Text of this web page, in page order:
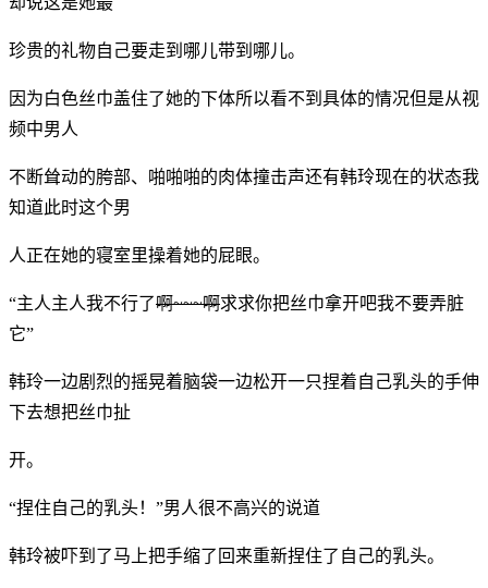
珍贵的礼物自己要走到哪儿带到哪儿。
因为白色丝巾盖住了她的下体所以看不到具体的情况但是从视
频中男人
不断耸动的胯部、啪啪啪的肉体撞击声还有韩玲现在的状态我
知道此时这个男
人正在她的寝室里操着她的屁眼。
“主人主人我不行了啊~~~啊求求你把丝巾拿开吧我不要弄脏
它”
韩玲一边剧烈的摇晃着脑袋一边松开一只捏着自己乳头的手伸
下去想把丝巾扯
开。
“捏住自己的乳头！”男人很不高兴的说道
韩玲被吓到了马上把手缩了回来重新捏住了自己的乳头。